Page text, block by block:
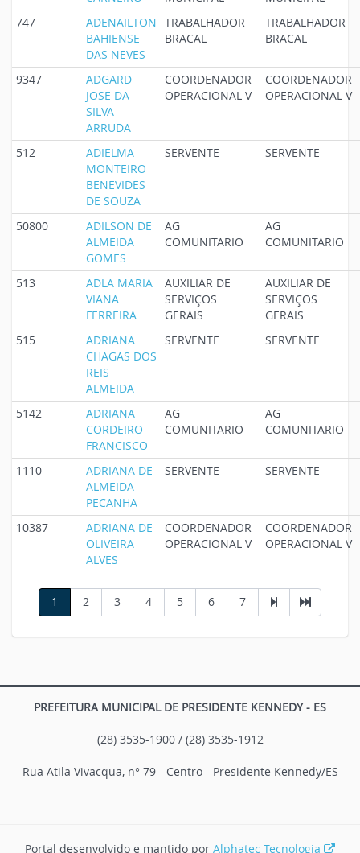
747
ADENAILTON
BAHIENSE
DAS NEVES
TRABALHADOR
BRACAL
TRABALHADOR
BRACAL
9347
ADGARD
JOSE DA
SILVA
ARRUDA
COORDENADOR
OPERACIONAL V
COORDENADOR
OPERACIONAL V
512
ADIELMA
MONTEIRO
BENEVIDES
DE SOUZA
SERVENTE SERVENTE
50800
ADILSON DE
ALMEIDA
GOMES
AG
COMUNITARIO
AG
COMUNITARIO
513
ADLA MARIA
VIANA
FERREIRA
AUXILIAR DE
SERVIÇOS
GERAIS
AUXILIAR DE
SERVIÇOS
GERAIS
515
ADRIANA
CHAGAS DOS
REIS
ALMEIDA
SERVENTE SERVENTE
5142
ADRIANA
CORDEIRO
FRANCISCO
AG
COMUNITARIO
AG
COMUNITARIO
1110
ADRIANA DE
ALMEIDA
PECANHA
SERVENTE SERVENTE
10387
ADRIANA DE
OLIVEIRA
ALVES
COORDENADOR
OPERACIONAL V
COORDENADOR
OPERACIONAL V
1 2 3 4 5 6 7
PREFEITURA MUNICIPAL DE PRESIDENTE KENNEDY - ES
(28) 3535-1900 / (28) 3535-1912
Rua Atila Vivacqua, n° 79 - Centro - Presidente Kennedy/ES
Portal desenvolvido e mantido por Alphatec Tecnologia